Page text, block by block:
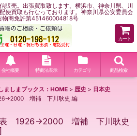
販売。出張買取致します。横浜市、神奈川県、川
便買取も行なっております。神奈川県公安委員会
商免許第451460004818号
カート
会社概要 特商法表示 カテゴリ 商品検索
ましまブックス：HOME > 歴史 > 日本史
増補 下川耿史 編
表 1926→2000 増補 下川耿史